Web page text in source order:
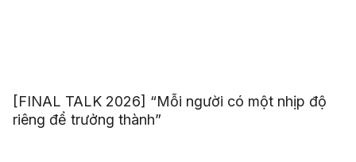
[FINAL TALK 2026] “Mỗi người có một nhịp độ
riêng để trưởng thành”